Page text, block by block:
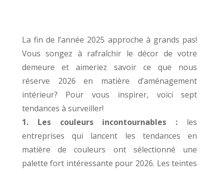
La fin de l’année 2025 approche à grands pas!
Vous songez à rafraîchir le décor de votre
demeure et aimeriez savoir ce que nous
réserve 2026 en matière d’aménagement
intérieur? Pour vous inspirer, voici sept
tendances à surveiller!
1. Les couleurs incontournables : les
entreprises qui lancent les tendances en
matière de couleurs ont sélectionné une
palette fort intéressante pour 2026. Les teintes